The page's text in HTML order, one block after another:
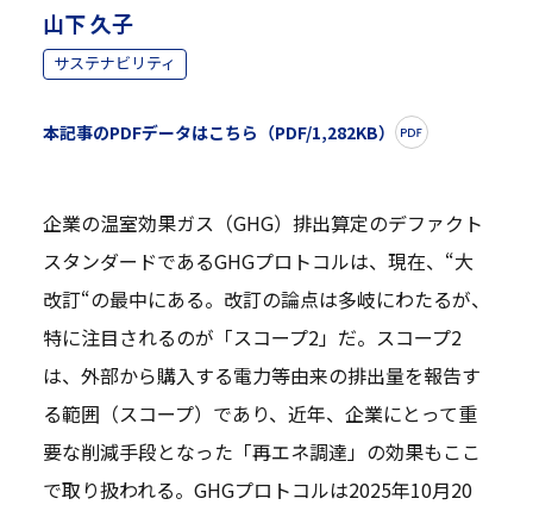
山下 久子
サステナビリティ
本記事のPDFデータはこちら（PDF/1,282KB）
企業の温室効果ガス（GHG）排出算定のデファクト
スタンダードであるGHGプロトコルは、現在、“大
改訂“の最中にある。改訂の論点は多岐にわたるが、
特に注目されるのが「スコープ2」だ。スコープ2
は、外部から購入する電力等由来の排出量を報告す
る範囲（スコープ）であり、近年、企業にとって重
要な削減手段となった「再エネ調達」の効果もここ
で取り扱われる。GHGプロトコルは2025年10月20